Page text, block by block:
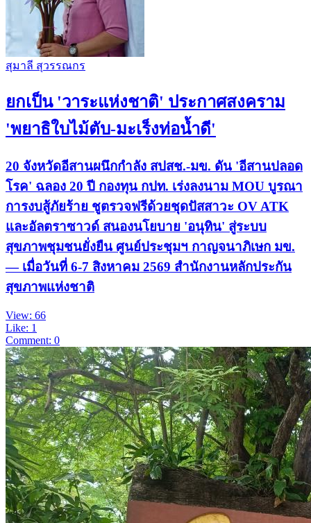
สุมาลี สุวรรณกร
ยกเป็น 'วาระแห่งชาติ' ประกาศสงคราม
'พยาธิใบไม้ตับ-มะเร็งท่อน้ำดี'
20 จังหวัดอีสานผนึกกำลัง สปสช.-มข. ดัน 'อีสานปลอด
โรค' ฉลอง 20 ปี กองทุน กปท. เร่งลงนาม MOU บูรณา
การงบสู้ภัยร้าย ชูตรวจฟรีด้วยชุดปัสสาวะ OV ATK
และอัลตราซาวด์ สนองนโยบาย 'อนุทิน' สู่ระบบ
สุขภาพชุมชนยั่งยืน ศูนย์ประชุมฯ กาญจนาภิเษก มข.
— เมื่อวันที่ 6-7 สิงหาคม 2569 สำนักงานหลักประกัน
สุขภาพแห่งชาติ
View: 66
Like: 1
Comment: 0